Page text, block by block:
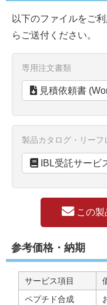
以下のファイルをご利
らご送付ください。
専用注文書類
見積依頼書
製品カタログ・リーフ
IBL受託サービ
この製
参考価格・納期
サービス項目
ペプチド合成